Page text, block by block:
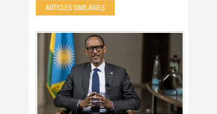
ARTICLES SIMILAIRES